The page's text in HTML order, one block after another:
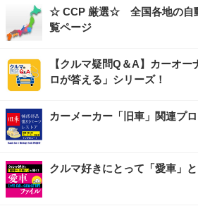
☆ CCP 厳選☆ 全国各地の自
覧ページ
【クルマ疑問Q＆A】カーオ
ロが答える」シリーズ！
カーメーカー「旧車」関連プ
クルマ好きにとって「愛車」と